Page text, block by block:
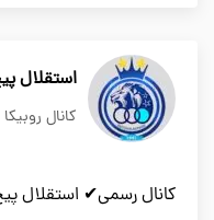
استقلال
کانال
کانال رسمی✔ استقلال